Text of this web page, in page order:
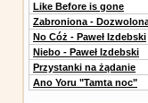
Like Before is gone
Zabroniona -
No Cóż - Paweł Izdebski
Niebo - Paweł Izdebski
Przystanki na żądanie
Ano Yoru "Tamta noc"